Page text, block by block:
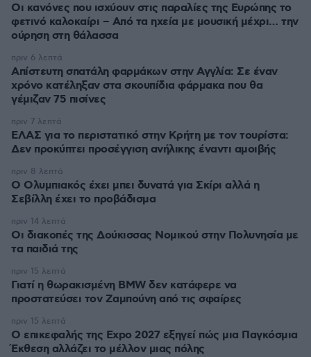
Οι κανόνες που ισχύουν στις παραλίες της Ευρώπης το
φετινό καλοκαίρι – Από τα ηχεία με μουσική μέχρι… την
ούρηση στη θάλασσα
Απίστευτη σπατάλη φαρμάκων στην Αγγλία: Σε έναν
χρόνο κατέληξαν στα σκουπίδια φάρμακα που θα
γέμιζαν 75 πισίνες
πριν 6 λεπτά
ΕΛΑΣ για το περιστατικό στην Κρήτη με τον τουρίστα:
Δεν προκύπτει προσέγγιση ανήλικης έναντι αμοιβής
πριν 7 λεπτά
Ο Ολυμπιακός έχει μπει δυνατά για Σκίρι αλλά η
Σεβίλλη έχει το προβάδισμα
πριν 8 λεπτά
Οι διακοπές της Δούκισσας Νομικού στην Πολυνησία με
τα παιδιά της
πριν 14 λεπτά
Γιατί η θωρακισμένη BMW δεν κατάφερε να
προστατεύσει τον Ζαμπούνη από τις σφαίρες
πριν 15 λεπτά
Ο επικεφαλής της Expo 2027 εξηγεί πώς μια Παγκόσμια
Έκθεση αλλάζει το μέλλον μιας πόλης
πριν 15 λεπτά